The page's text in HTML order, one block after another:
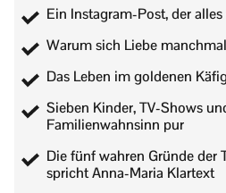
Ein Instagram-Post, der
Warum sich Liebe
Das Leben im goldenen
Sieben Kinder, TV-Shows
Familienwahnsinn pur
Die fünf wahren Gründe der
spricht Anna-Maria Klartext